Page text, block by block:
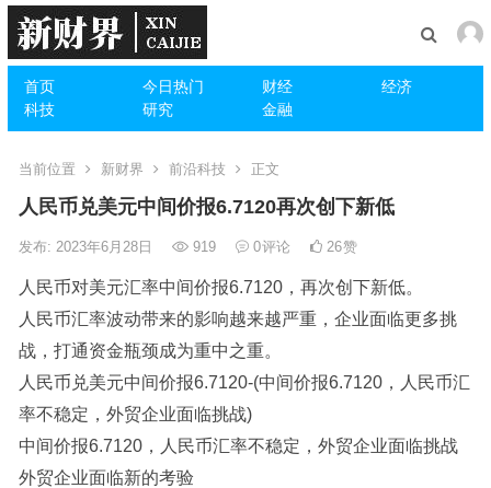
首页 今日热门 财经
经济
科技
研究 金融
当前位置 新财界 前沿科技 正文
人民币兑美元中间价报6.7120再次创下新低
发布: 2023年6月28日 919 0评论 26赞
人民币对美元汇率中间价报6.7120，再次创下新低。
人民币汇率波动带来的影响越来越严重，企业面临更多挑
战，打通资金瓶颈成为重中之重。
人民币兑美元中间价报6.7120-(中间价报6.7120，人民币汇
率不稳定，外贸企业面临挑战)
中间价报6.7120，人民币汇率不稳定，外贸企业面临挑战
外贸企业面临新的考验